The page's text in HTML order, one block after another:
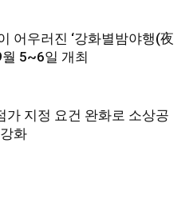
어우러진 ‘강화별밤야행(夜
월 5~6일 개최
가 지정 요건 완화로 소상공
화